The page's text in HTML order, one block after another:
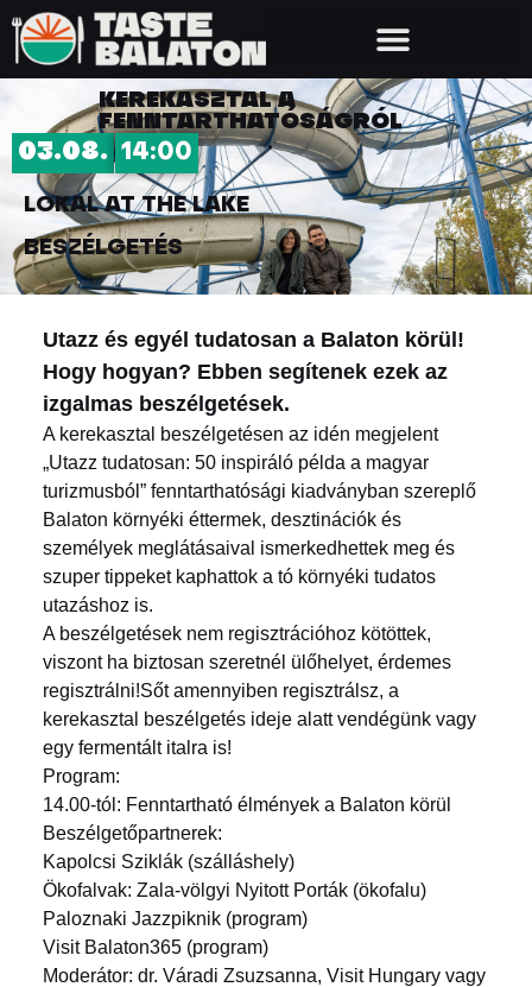
KEREKASZTAL A
FENNTARTHATÓSÁGRÓL
03.08. 14:00
LOKAL AT THE LAKE
BESZÉLGETÉS
Utazz és egyél tudatosan a Balaton körül!
Hogy hogyan? Ebben segítenek ezek az
izgalmas beszélgetések.
A kerekasztal beszélgetésen az idén megjelent
„Utazz tudatosan: 50 inspiráló példa a magyar
turizmusból” fenntarthatósági kiadványban szereplő
Balaton környéki éttermek, desztinációk és
személyek meglátásaival ismerkedhettek meg és
szuper tippeket kaphattok a tó környéki tudatos
utazáshoz is.
A beszélgetések nem regisztrációhoz kötöttek,
viszont ha biztosan szeretnél ülőhelyet, érdemes
regisztrálni!Sőt amennyiben regisztrálsz, a
kerekasztal beszélgetés ideje alatt vendégünk vagy
egy fermentált italra is!
Program:
14.00-tól: Fenntartható élmények a Balaton körül
Beszélgetőpartnerek:
Kapolcsi Sziklák (szálláshely)
Ökofalvak: Zala-völgyi Nyitott Porták (ökofalu)
Paloznaki Jazzpiknik (program)
Visit Balaton365 (program)
Moderátor: dr. Váradi Zsuzsanna, Visit Hungary vagy